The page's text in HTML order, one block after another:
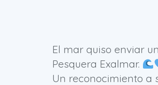
El mar quiso enviar
Pesquera Exalmar.
Un reconocimiento a